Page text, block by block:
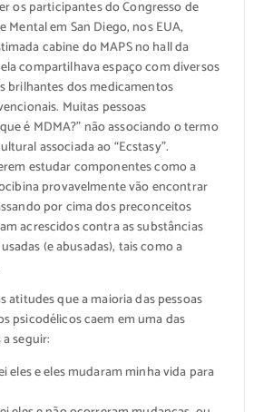
os participantes do Congresso de
Mental em San Diego, nos EUA,
cabine do MAPS no hall da
compartilhava espaço com diversos
brilhantes dos medicamentos
Muitas pessoas
é MDMA?” não associando o termo
associada ao “Ecstasy”.
estudar componentes como a
provavelmente vão encontrar
por cima dos preconceitos
acrescidos contra as substâncias
(e abusadas), tais como a
atitudes que a maioria das pessoas
psicodélicos caem em uma das
seguir:
eles e eles mudaram minha vida para